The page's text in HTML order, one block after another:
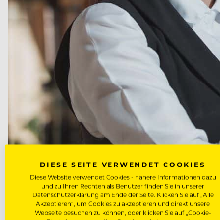
DIE GASTRO KANN AUFATMEN: DIE ALLGEMEINE
BEREITS ZUVOR
DIESE SEITE VERWENDET COOKIES
Diese Website verwendet Cookies - nähere Informationen dazu
und zu Ihren Rechten als Benutzer finden Sie in unserer
Datenschutzerklärung am Ende der Seite. Klicken Sie auf „Alle
Akzeptieren“, um Cookies zu akzeptieren und direkt unsere
Webseite besuchen zu können, oder klicken Sie auf „Cookie-